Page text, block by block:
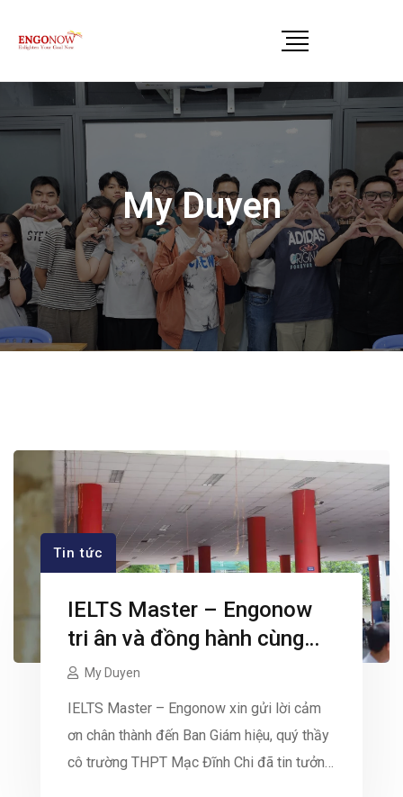
My Duyen
Tin tức
IELTS Master – Engonow
tri ân và đồng hành cùng
trường THPT Mạc Đĩnh Chi
My Duyen
IELTS Master – Engonow xin gửi lời cảm
ơn chân thành đến Ban Giám hiệu, quý thầy
cô trường THPT Mạc Đĩnh Chi đã tin tưởng